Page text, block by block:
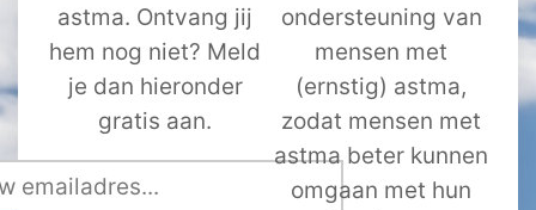
astma. Ontvang jij
hem nog niet? Meld
je dan hieronder
gratis aan.
ondersteuning van
mensen met
(ernstig) astma,
zodat mensen met
astma beter kunnen
omgaan met hun